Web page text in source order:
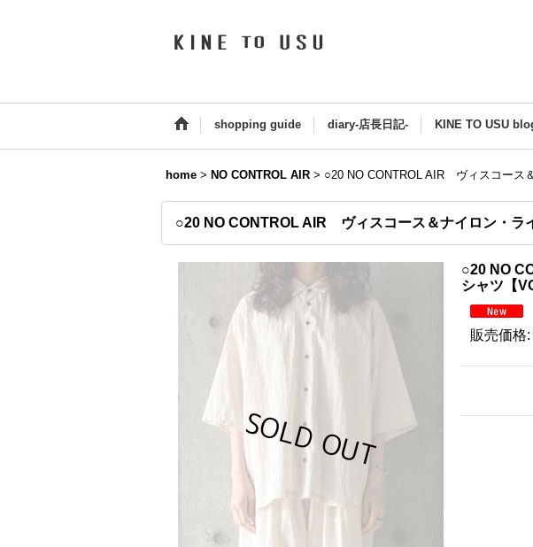
shopping guide diary-店長日記- KINE TO USU
home > NO CONTROL AIR > ○20 NO CONTROL AIR ヴィスコース
○20 NO CONTROL AIR ヴィスコース＆ナイロン・ラ
○20 NO
シャツ【
販売価格: